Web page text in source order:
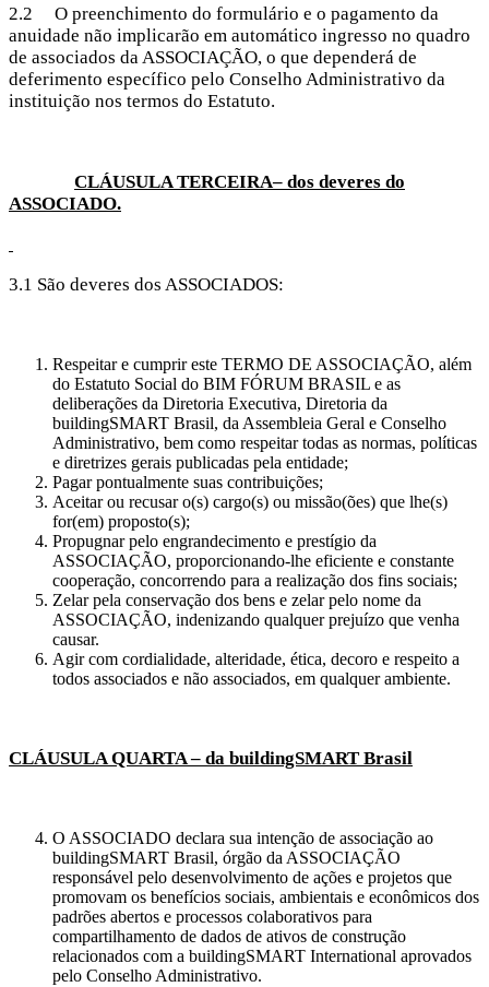
2.2 O preenchimento do formulário e o pagamento da
anuidade não implicarão em automático ingresso no quadro
de associados da ASSOCIAÇÃO, o que dependerá de
deferimento específico pelo Conselho Administrativo da
instituição nos termos do Estatuto.
CLÁUSULA TERCEIRA– dos deveres do
ASSOCIADO.
3.1 São deveres dos ASSOCIADOS:
Respeitar e cumprir este TERMO DE ASSOCIAÇÃO, além
do Estatuto Social do BIM FÓRUM BRASIL e as
deliberações da Diretoria Executiva, Diretoria da
buildingSMART Brasil, da Assembleia Geral e Conselho
Administrativo, bem como respeitar todas as normas, políticas
e diretrizes gerais publicadas pela entidade;
Pagar pontualmente suas contribuições;
Aceitar ou recusar o(s) cargo(s) ou missão(ões) que lhe(s)
for(em) proposto(s);
Propugnar pelo engrandecimento e prestígio da
ASSOCIAÇÃO, proporcionando-lhe eficiente e constante
cooperação, concorrendo para a realização dos fins sociais;
Zelar pela conservação dos bens e zelar pelo nome da
ASSOCIAÇÃO, indenizando qualquer prejuízo que venha
causar.
Agir com cordialidade, alteridade, ética, decoro e respeito a
todos associados e não associados, em qualquer ambiente.
CLÁUSULA QUARTA – da buildingSMART Brasil
O ASSOCIADO declara sua intenção de associação ao
buildingSMART Brasil, órgão da ASSOCIAÇÃO
responsável pelo desenvolvimento de ações e projetos que
promovam os benefícios sociais, ambientais e econômicos dos
padrões abertos e processos colaborativos para
compartilhamento de dados de ativos de construção
relacionados com a buildingSMART International aprovados
pelo Conselho Administrativo.